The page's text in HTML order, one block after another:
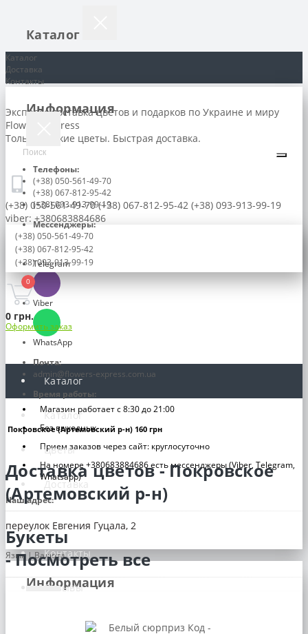
Каталог
Каталог
Доставка
Контакты
Информация
Телефоны:
(+38) 050-561-49-70
(+38) 067-812-95-42
(+38) 093-913-99-19
Мессенджеры:
Telegram
Viber
WhatsApp
Почта:
admin@flowers-express.com.ua
Время работы:
Магазин работает с 8:30 до 21:00
Без выходных
Прием заказов через сайт: круглосуточно
На номере +380683884686 есть мессенджеры (Viber, Telegram,
Whatsapp)
Наш адрес:
переулок Евгения Гуцала, 2
Язык | Валюта
Информация
Экспресс доставка цветов и подарков по Украине и миру
Flowers-express
Только свежие цветы. Быстрая доставка.
(+38) 050-561-49-70(+38) 067-812-95-42 (+38) 093-913-99-19
viber: +380683884686
(+38) 050-561-49-70
(+38) 067-812-95-42
(+38) 093-913-99-19
0
0 грн.
Оформить заказ
Каталог
Каталог
Цветы
Доставка
Контакты
Отзывы
Покровское (Артемовский р-н) 160 грн
Доставка цветов - Покровское
(Артемовский р-н)
Букеты
- Посмотреть все